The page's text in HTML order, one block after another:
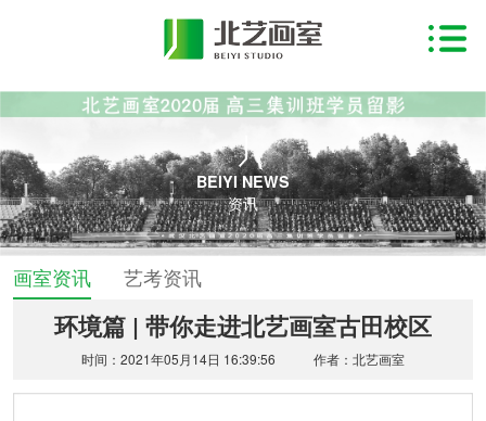
BEIYI NEWS
资讯
画室资讯 艺考资讯
环境篇 | 带你走进北艺画室古田校区
时间：2021年05月14日 16:39:56 作者：北艺画室